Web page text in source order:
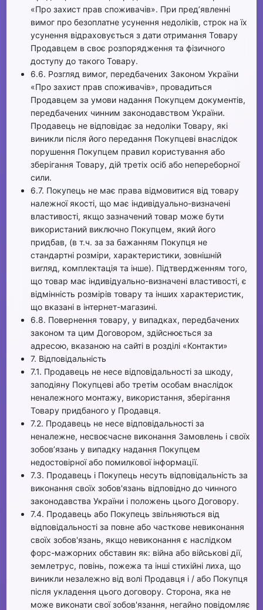
«Про захист прав споживачів». При пред’явленні
вимог про безоплатне усунення недоліків, строк на їх
усунення відраховується з дати отримання Товару
Продавцем в своє розпорядження та фізичного
доступу до такого Товару.
6.6. Розгляд вимог, передбачених Законом України
«Про захист прав споживачів», провадиться
Продавцем за умови надання Покупцем документів,
передбачених чинним законодавством України.
Продавець не відповідає за недоліки Товару, які
виникли після його передання Покупцеві внаслідок
порушення Покупцем правил користування або
зберігання Товару, дій третіх осіб або непереборної
сили.
6.7. Покупець не має права відмовитися від товару
належної якості, що має індивідуально-визначені
властивості, якщо зазначений товар може бути
використаний виключно Покупцем, який його
придбав, (в т.ч. за за бажанням Покупця не
стандартні розміри, характеристики, зовнішній
вигляд, комплектація та інше). Підтвердженням того,
що товар має індивідуально-визначені властивості, є
відмінність розмірів товару та інших характеристик,
що вказані в інтернет-магазині.
6.8. Повернення товару, у випадках, передбачених
законом та цим Договором, здійснюється за
адресою, вказаною на сайті в розділі «Контакти»
7. Відповідальність
7.1. Продавець не несе відповідальності за шкоду,
заподіяну Покупцеві або третім особам внаслідок
неналежного монтажу, використання, зберігання
Товару придбаного у Продавця.
7.2. Продавець не несе відповідальності за
неналежне, несвоєчасне виконання Замовлень і своїх
зобов’язань у випадку надання Покупцем
недостовірної або помилкової інформації.
7.3. Продавець і Покупець несуть відповідальність за
виконання своїх зобов'язань відповідно до чинного
законодавства України і положень цього Договору.
7.4. Продавець або Покупець звільняються від
відповідальності за повне або часткове невиконання
своїх зобов'язань, якщо невиконання є наслідком
форс-мажорних обставин як: війна або військові дії,
землетрус, повінь, пожежа та інші стихійні лиха, що
виникли незалежно від волі Продавця і / або Покупця
після укладення цього договору. Сторона, яка не
може виконати свої зобов'язання, негайно повідомляє